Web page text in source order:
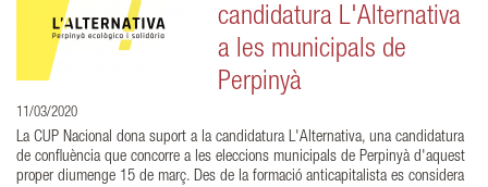
candidatura L'Alternativa
a les municipals de
Perpinyà
11/03/2020
La CUP Nacional dona suport a la candidatura L'Alternativa, una candidatura
de confluència que concorre a les eleccions municipals de Perpinyà d'aquest
proper diumenge 15 de març. Des de la formació anticapitalista es considera